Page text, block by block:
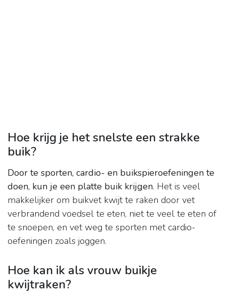
Hoe krijg je het snelste een strakke
buik?
Door te sporten, cardio- en buikspieroefeningen te
doen, kun je een platte buik krijgen. Het is veel
makkelijker om buikvet kwijt te raken door vet
verbrandend voedsel te eten, niet te veel te eten of
te snoepen, en vet weg te sporten met cardio-
oefeningen zoals joggen.
Hoe kan ik als vrouw buikje
kwijtraken?